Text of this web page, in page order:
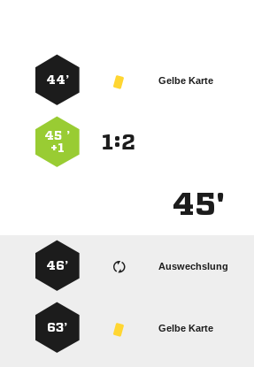
Gelbe Karte
44’
:
45 ’
+1
45'
Auswechslung
46’
Gelbe Karte
63’